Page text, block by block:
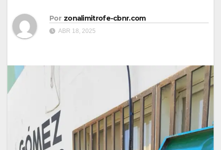
Por zonalimitrofe-cbnr.com
ABR 18, 2025